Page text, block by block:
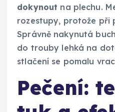
dokynout na plechu.
rozestupy, protože při
Správně nakynutá
do trouby lehká na
stlačení se pomalu
Pečení: